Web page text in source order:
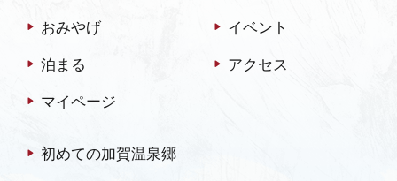
おみやげ イベント
泊まる アクセス
マイページ
初めての加賀温泉郷